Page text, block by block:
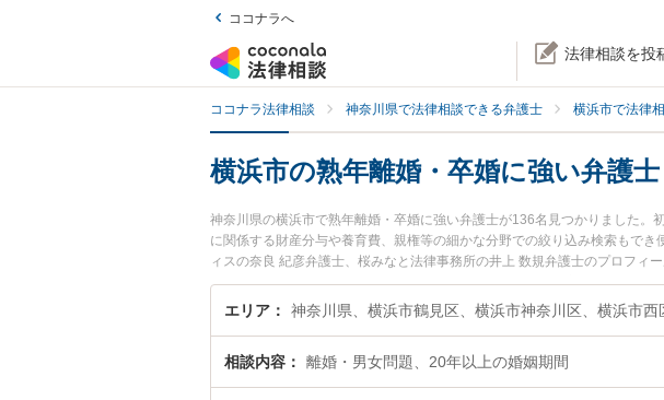
ココナラへ
法律相談を投
ココナラ法律相談 神奈川県で法律相談できる弁護士 横浜市で法律
横浜市の熟年離婚・卒婚に強い弁護士
神奈川県の横浜市で熟年離婚・卒婚に強い弁護士が136名見つかりました
に関係する財産分与や養育費、親権等の細かな分野での絞り込み検索もで
ィスの奈良 紀彦弁護士、桜みなと法律事務所の井上 数規弁護士のプロフ
婚のトラブルを今すぐに弁護士に相談したい』『熟年離婚・卒婚のトラブ
市内の弁護士に相談予約したい』などでお困りの相談者さんにおすすめです
エリア
相談内容 離婚・男女問題、20年以上の婚姻期間